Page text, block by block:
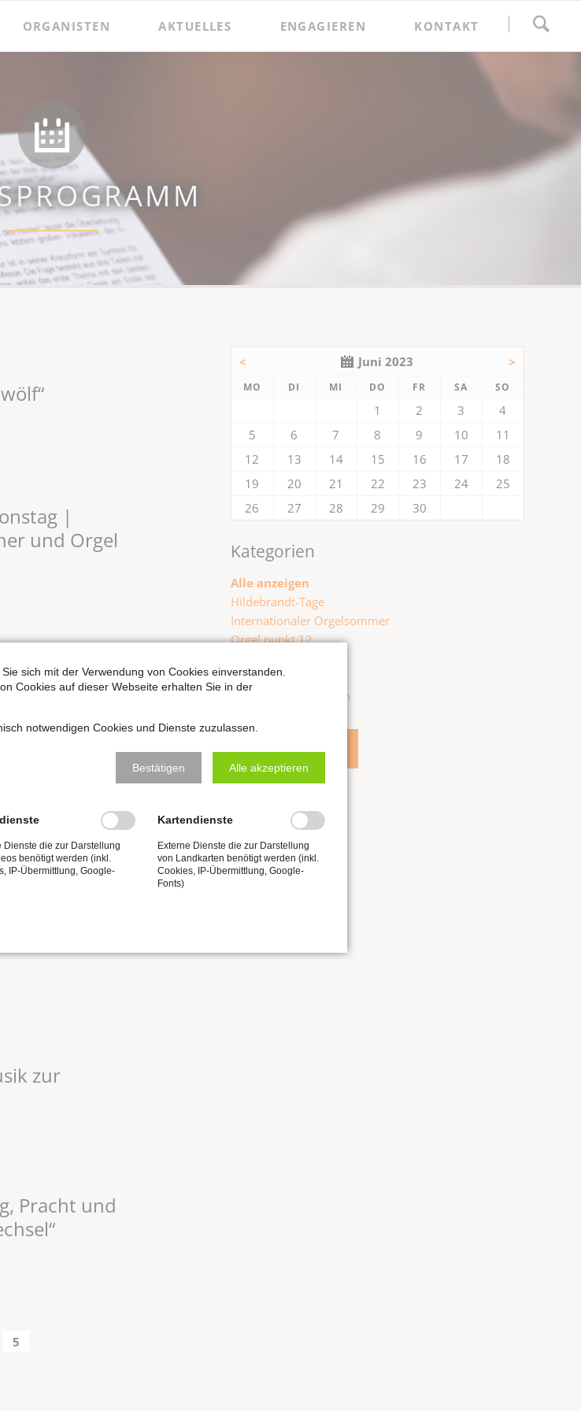
überspringen
ORGANISTEN
Die Assistenzorganistin
Berühmte Gast-Organisten
AKTUELLES ENGAGIEREN KONTAKT
|
und Orgel
vor dem 1.
vor dem
zur
Pracht und
5
< Juni 2023 >
MO NTAGDI ENSTAG
MI TTWOCH
DO NNERSTAG
FR EITAGSA MSTAGSO
1 2 3
4
5
6 7 8 9 10
11
12
13 14 15 16 17
18
19
20 21 22 23 24
25
26
27 28 29 30
Kategorien
Alle anzeigen
Hildebrandt-Tage
Internationaler Orgelsommer
Orgel punkt 12
Filter zurücksetzen
ZUM ARCHIV
sich mit der Verwendung von Cookies einverstanden.
Cookies auf dieser Webseite erhalten Sie in der
notwendigen Cookies und Dienste zuzulassen.
Bestätigen Alle akzeptieren
Dienste die zur Darstellung
benötigt werden (inkl.
IP-Übermittlung, Google-
Kartendienste
Externe Dienste die zur Darstellung
von Landkarten benötigt werden (inkl.
Cookies, IP-Übermittlung, Google-
Fonts)